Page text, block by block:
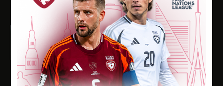
6 337 - 1
Arvīds Reinbergs
Dzimšanas datums: 17.06.2003.
Spēlētāja statuss: Amatieris
2 53 - - -